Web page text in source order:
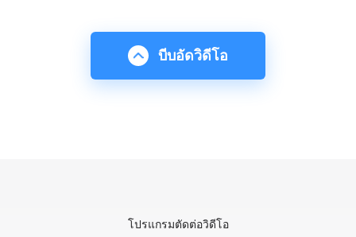
บีบอัดวิดีโอ
โปรแกรมตัดต่อวิดีโอ